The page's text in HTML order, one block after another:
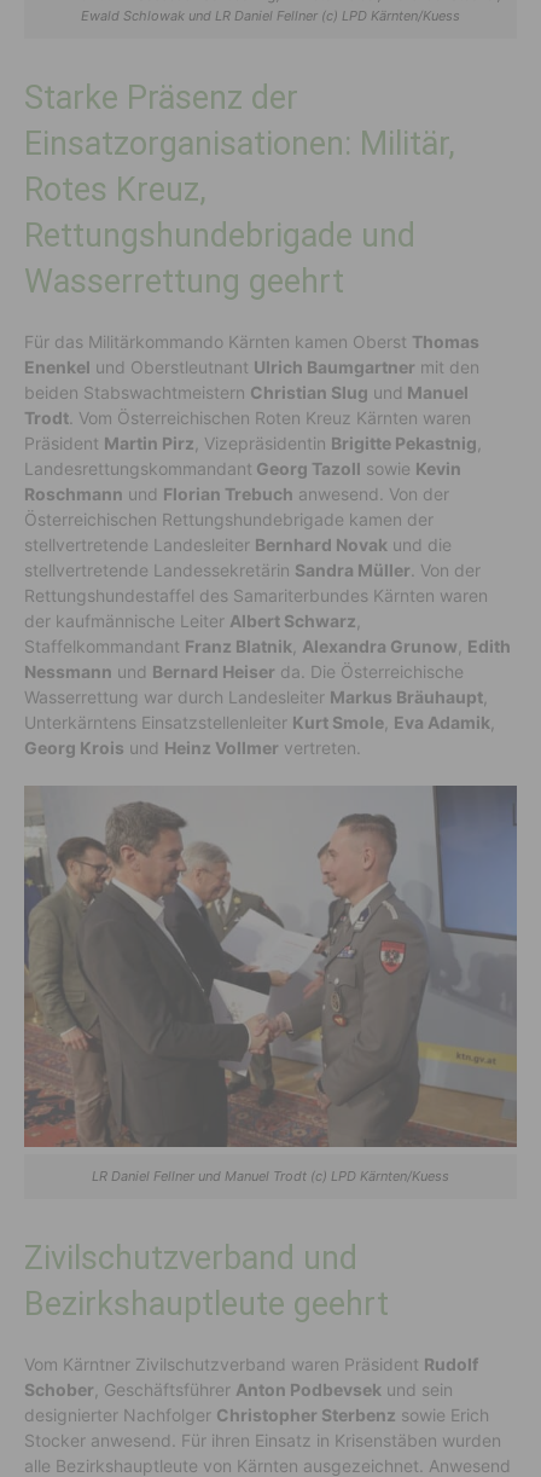
Ewald Schlowak und LR Daniel Fellner (c) LPD Kärnten/Kuess
Starke Präsenz der
Einsatzorganisationen: Militär,
Rotes Kreuz,
Rettungshundebrigade und
Wasserrettung geehrt
Für das Militärkommando Kärnten kamen Oberst Thomas
Enenkel und Oberstleutnant Ulrich Baumgartner mit den
beiden Stabswachtmeistern Christian Slug und Manuel
Trodt . Vom Österreichischen Roten Kreuz Kärnten waren
Präsident Martin Pirz , Vizepräsidentin Brigitte Pekastnig
Landesrettungskommandant Georg Tazoll sowie Kevin
Roschmann und Florian Trebuch anwesend. Von der
Österreichischen Rettungshundebrigade kamen der
stellvertretende Landesleiter Bernhard Novak und die
stellvertretende Landessekretärin Sandra Müller . Von der
Rettungshundestaffel des Samariterbundes Kärnten waren
der kaufmännische Leiter Albert Schwarz
Staffelkommandant Franz Blatnik Alexandra Grunow Edith
Nessmann und Bernard Heiser da. Die Österreichische
Wasserrettung war durch Landesleiter Markus Bräuhaupt
Unterkärntens Einsatzstellenleiter Kurt Smole Eva Adamik
Georg Krois und Heinz Vollmer vertreten.
LR Daniel Fellner und Manuel Trodt (c) LPD Kärnten/Kuess
Zivilschutzverband und
Bezirkshauptleute geehrt
Vom Kärntner Zivilschutzverband waren Präsident Rudolf
Schober , Geschäftsführer Anton Podbevsek und sein
designierter Nachfolger Christopher Sterbenz sowie Erich
Stocker anwesend. Für ihren Einsatz in Krisenstäben wurden
alle Bezirkshauptleute von Kärnten ausgezeichnet. Anwesend